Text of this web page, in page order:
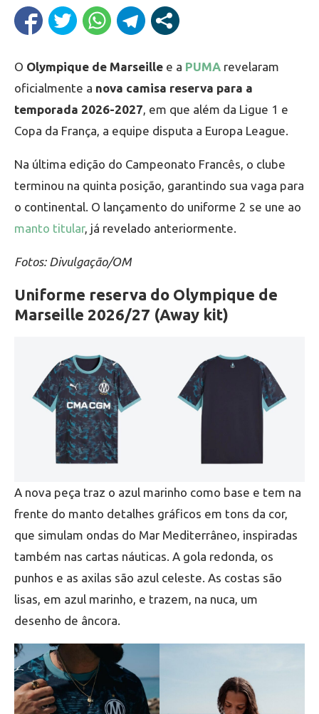
O Olympique de Marseille e a PUMA revelaram
oficialmente a nova camisa reserva para a
temporada 2026-2027, em que além da Ligue 1 e
Copa da França, a equipe disputa a Europa League.
Na última edição do Campeonato Francês, o clube
terminou na quinta posição, garantindo sua vaga para
o continental. O lançamento do uniforme 2 se une ao
manto titular, já revelado anteriormente.
Fotos: Divulgação/OM
Uniforme reserva do Olympique de
Marseille 2026/27 (Away kit)
A nova peça traz o azul marinho como base e tem na
frente do manto detalhes gráficos em tons da cor,
que simulam ondas do Mar Mediterrâneo, inspiradas
também nas cartas náuticas. A gola redonda, os
punhos e as axilas são azul celeste. As costas são
lisas, em azul marinho, e trazem, na nuca, um
desenho de âncora.